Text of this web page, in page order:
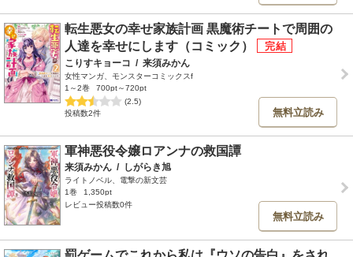
転生悪女の幸せ家族計画 黒魔術チートで周囲の
人達を幸せにします（コミック）
こりすキョーコ / 来須みかん
女性マンガ、モンスターコミックスf
1～2巻
700pt～720pt
(2.5)
投稿数2件
無料立読み
軍神悪役令嬢ロアンナの救国譚
来須みかん / しがらき旭
ライトノベル、電撃の新文芸
1巻
1,350pt
レビュー投稿数0件
無料立読み